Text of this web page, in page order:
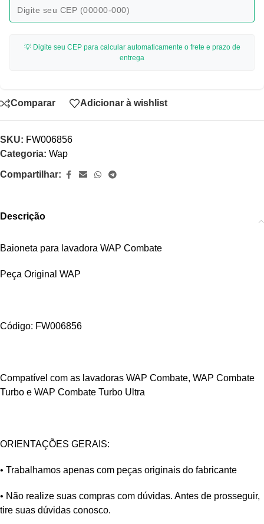
💡 Digite seu CEP para calcular automaticamente o frete e prazo de
entrega
Comparar Adicionar à wishlist
SKU: FW006856
Categoria: Wap
Compartilhar:
Descrição
Baioneta para lavadora WAP Combate
Peça Original WAP
Código: FW006856
Compatível com as lavadoras WAP Combate, WAP Combate
Turbo e WAP Combate Turbo Ultra
ORIENTAÇÕES GERAIS:
• Trabalhamos apenas com peças originais do fabricante
• Não realize suas compras com dúvidas. Antes de prosseguir,
tire suas dúvidas conosco.